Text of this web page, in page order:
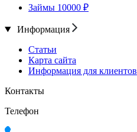
Займы 10000 ₽
Информация
Статьи
Карта сайта
Информация для клиентов
Контакты
Телефон